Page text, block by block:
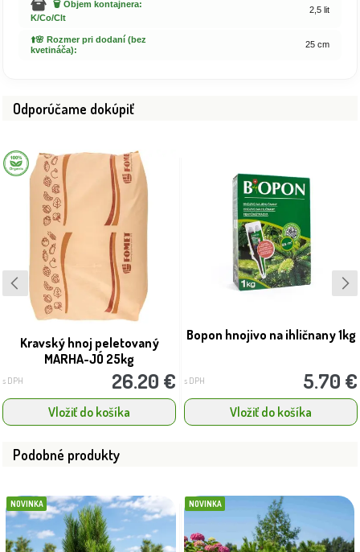
🗑️ Objem kontajnera:
K/Co/Clt
2,5 lit
⬆️🌸 Rozmer pri dodaní (bez
kvetináča):
25 cm
Odporúčame dokúpiť
Kravský hnoj peletovaný
MARHA-JÓ 25kg
s DPH 26.20 €
Vložiť do košíka
Bopon hnojivo na ihličnany 1kg
s DPH 5.70 €
Vložiť do košíka
Podobné produkty
NOVINKA NOVINKA